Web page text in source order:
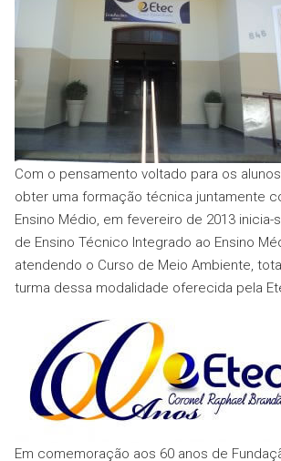
Com o pensamento voltado para os
obter uma formação técnica juntamente
Ensino Médio, em fevereiro de 2013 inicia-
de Ensino Técnico Integrado ao Ensino
atendendo o Curso de Meio Ambiente,
turma dessa modalidade oferecida pela
Em comemoração aos 60 anos de